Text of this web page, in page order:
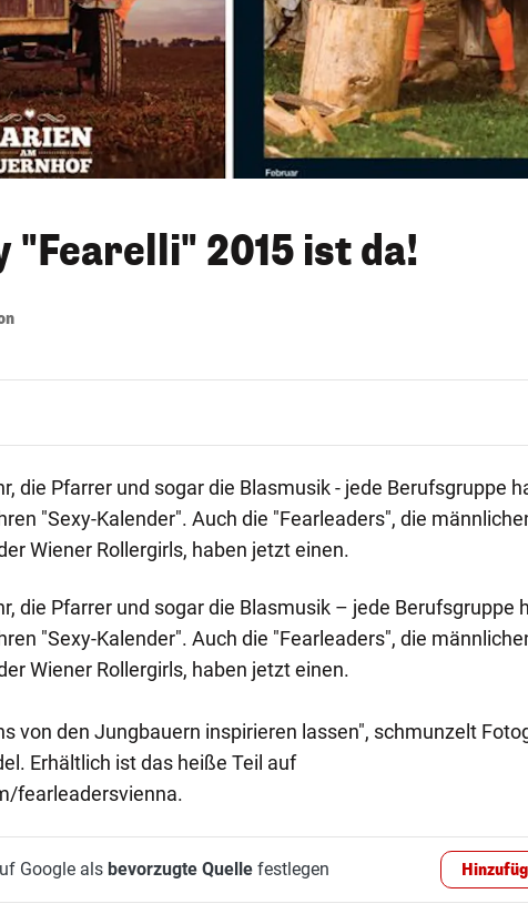
"Fearelli" 2015 ist da!
die Pfarrer und sogar die Blasmusik - jede Berufsgruppe
"Sexy-Kalender". Auch die "Fearleaders", die
Wiener Rollergirls, haben jetzt einen.
die Pfarrer und sogar die Blasmusik – jede Berufsgruppe
"Sexy-Kalender". Auch die "Fearleaders", die
Wiener Rollergirls, haben jetzt einen.
von den Jungbauern inspirieren lassen", schmunzelt
Erhältlich ist das heiße Teil auf
fearleadersvienna.
Google als bevorzugte Quellefestlegen